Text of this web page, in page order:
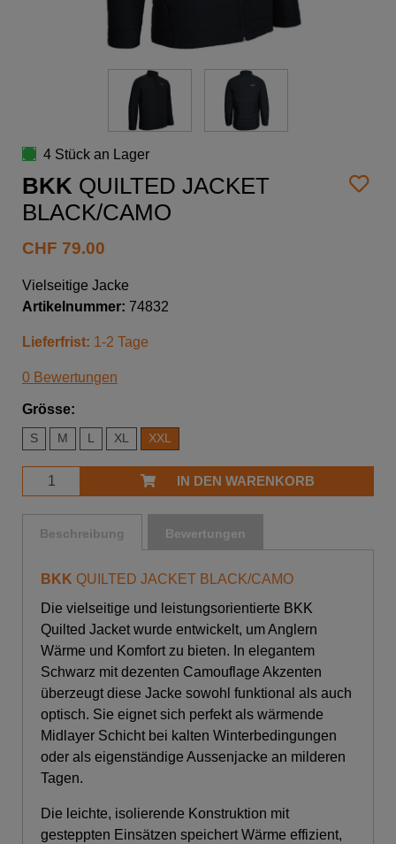
4 Stück an Lager
BKK QUILTED JACKET
BLACK/CAMO
CHF 79.00
Vielseitige Jacke
Artikelnummer: 74832
Lieferfrist: 1-2 Tage
0 Bewertungen
Grösse:
S M L XL XXL
IN DEN WARENKORB
Beschreibung Bewertungen
BKK QUILTED JACKET BLACK/CAMO
Die vielseitige und leistungsorientierte BKK
Quilted Jacket wurde entwickelt, um Anglern
Wärme und Komfort zu bieten. In elegantem
Schwarz mit dezenten Camouflage Akzenten
überzeugt diese Jacke sowohl funktional als auch
optisch. Sie eignet sich perfekt als wärmende
Midlayer Schicht bei kalten Winterbedingungen
oder als eigenständige Aussenjacke an milderen
Tagen.
Die leichte, isolierende Konstruktion mit
gesteppten Einsätzen speichert Wärme effizient,